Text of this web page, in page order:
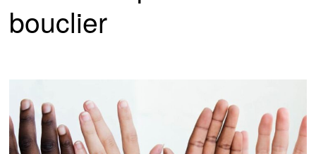
bouclier